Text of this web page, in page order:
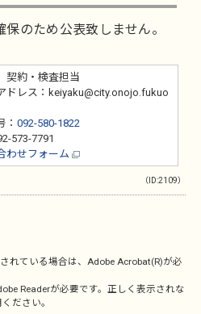
のため公表致しません。
約・検査担当
ドレス：keiyaku@city.onojo.fukuo
： 092-580-1822
573-7791
わせフォーム
（ID:2109）
れている場合は、Adobe Acrobat(R)が必
Readerが必要です。正しく表示されな
ださい。